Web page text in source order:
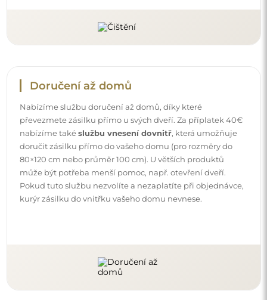
Doručení až domů
Nabízíme službu doručení až domů, díky které
převezmete zásilku přímo u svých dveří. Za příplatek 40€
nabízíme takéslužbu vnesení dovnitř, která umožňuje
doručit zásilku přímo do vašeho domu (pro rozměry do
80×120 cm nebo průměr 100 cm). U větších produktů
může být potřeba menší pomoc, např. otevření dveří.
Pokud tuto službu nezvolíte a nezaplatíte při objednávce,
kurýr zásilku do vnitřku vašeho domu nevnese.